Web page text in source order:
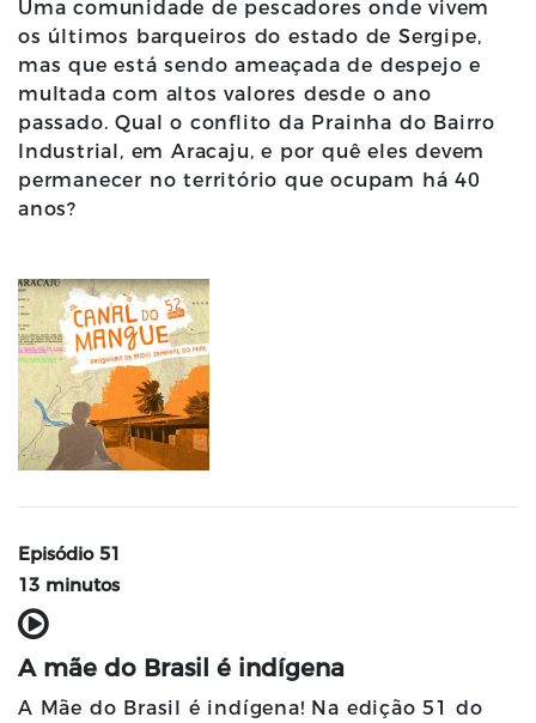
Uma comunidade de pescadores onde vivem
os últimos barqueiros do estado de Sergipe,
mas que está sendo ameaçada de despejo e
multada com altos valores desde o ano
passado. Qual o conflito da Prainha do Bairro
Industrial, em Aracaju, e por quê eles devem
permanecer no território que ocupam há 40
anos?
Episódio 51
13 minutos
A mãe do Brasil é indígena
A Mãe do Brasil é indígena! Na edição 51 do